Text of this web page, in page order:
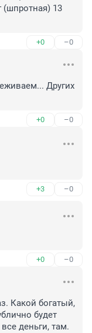
(шпротная) 13
+0 –0
Других
+0 –0
+3 –0
+0 –0
Какой богатый,
будет
деньги, там.